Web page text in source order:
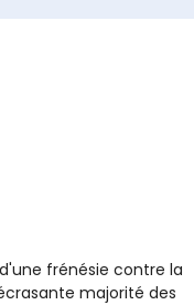
frénésie contre la
majorité des